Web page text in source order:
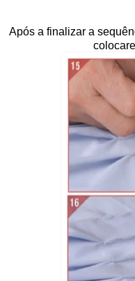
Após a finalizar a